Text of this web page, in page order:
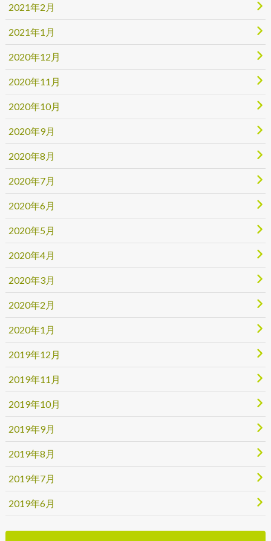
2021年2月
2021年1月
2020年12月
2020年11月
2020年10月
2020年9月
2020年8月
2020年7月
2020年6月
2020年5月
2020年4月
2020年3月
2020年2月
2020年1月
2019年12月
2019年11月
2019年10月
2019年9月
2019年8月
2019年7月
2019年6月